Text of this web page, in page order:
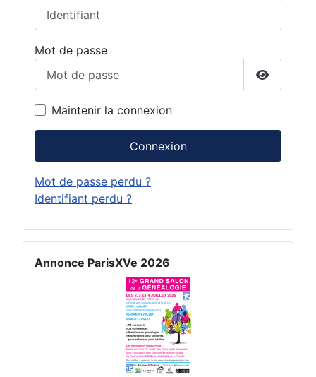
Mot de passe
Afficher
Maintenir la connexion
Connexion
Mot de passe perdu ?
Identifiant perdu ?
Annonce ParisXVe 2026